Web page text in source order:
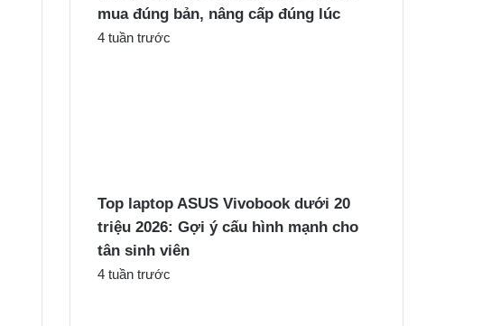
mua đúng bản, nâng cấp đúng lúc
4 tuần trước
Top laptop ASUS Vivobook dưới 20
triệu 2026: Gợi ý cấu hình mạnh cho
tân sinh viên
4 tuần trước